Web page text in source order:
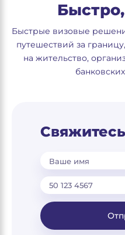
Быстрые визовые
путешествий за
на жительство,
Ваше имя